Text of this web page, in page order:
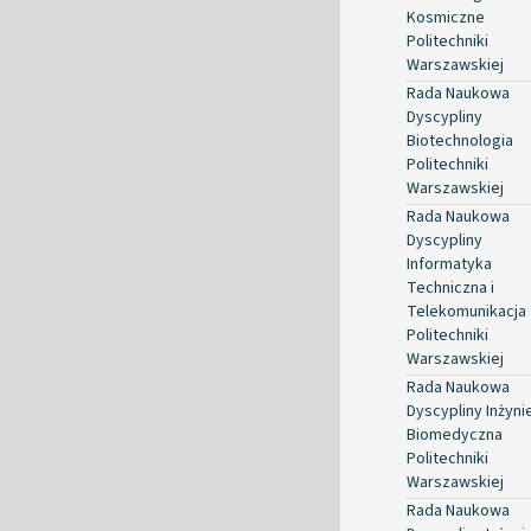
Kosmiczne
Politechniki
Warszawskiej
Rada Naukowa
Dyscypliny
Biotechnologia
Politechniki
Warszawskiej
Rada Naukowa
Dyscypliny
Informatyka
Techniczna i
Telekomunikacja
Politechniki
Warszawskiej
Rada Naukowa
Dyscypliny
Biomedyczna
Politechniki
Warszawskiej
Rada Naukowa